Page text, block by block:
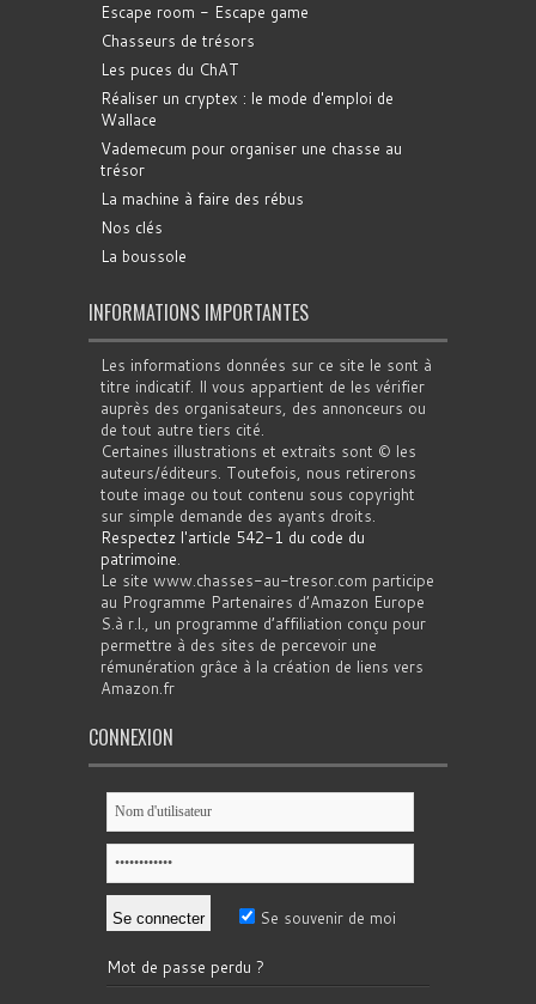
Escape room - Escape game
Chasseurs de trésors
Les puces du ChAT
Réaliser un cryptex : le mode d'emploi de
Wallace
Vademecum pour organiser une chasse au
trésor
La machine à faire des rébus
Nos clés
La boussole
INFORMATIONS IMPORTANTES
Les informations données sur ce site le sont à
titre indicatif. Il vous appartient de les vérifier
auprès des organisateurs, des annonceurs ou
de tout autre tiers cité.
Certaines illustrations et extraits sont © les
auteurs/éditeurs. Toutefois, nous retirerons
toute image ou tout contenu sous copyright
sur simple demande des ayants droits.
Respectez l'article 542-1 du code du
patrimoine.
Le site www.chasses-au-tresor.com participe
au Programme Partenaires d’Amazon Europe
S.à r.l., un programme d’affiliation conçu pour
permettre à des sites de percevoir une
rémunération grâce à la création de liens vers
Amazon.fr
CONNEXION
Se souvenir de moi
Mot de passe perdu ?